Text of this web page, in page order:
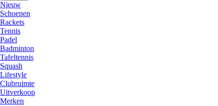
Nieuw
Schoenen
Rackets
Tennis
Padel
Badminton
Tafeltennis
Squash
Lifestyle
Clubruimte
Uitverkoop
Merken